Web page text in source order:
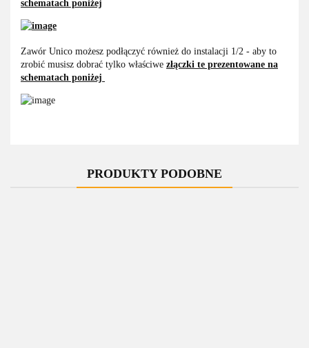
schematach poniżej
Zawór Unico możesz podłączyć również do instalacji 1/2 - aby to
zrobić musisz dobrać tylko właściwe złączki te prezentowane na
schematach poniżej
PRODUKTY PODOBNE